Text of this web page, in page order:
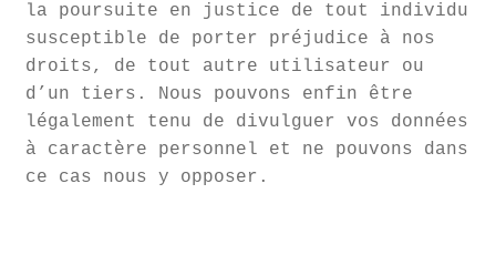
la poursuite en justice de tout individu
susceptible de porter préjudice à nos
droits, de tout autre utilisateur ou
d’un tiers. Nous pouvons enfin être
légalement tenu de divulguer vos données
à caractère personnel et ne pouvons dans
ce cas nous y opposer.